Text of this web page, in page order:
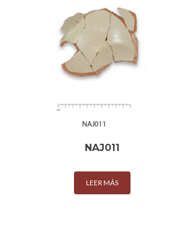
NAJ011
LEER MÁS